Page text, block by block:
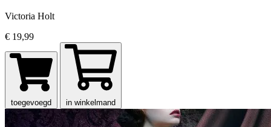
Victoria Holt
€ 19,99
toegevoegd in winkelmand